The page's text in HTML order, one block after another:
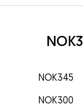
NOK345
NOK300